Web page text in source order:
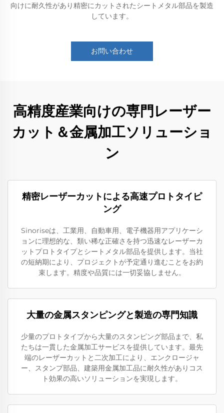
向けに耐久性があり精密にカットされたシートメタル部品を製造
しています。
お問い合わせ
高精度産業向けの専門レーザー
カット＆金属加工ソリューショ
ン
精密レーザーカットによる高速プロトタイピ
ング
Sinoriseは、工業用、自動車用、電子機器用アプリケーシ
ョンに理想的な、類い稀な正確さを持つ迅速なレーザーカ
ットプロトタイプとシートメタル部品を提供します。当社
の短納期により、プロジェクトが予定通り進むことをお約
束します。精度や品質には一切妥協しません。
大量の金属スタンピングと製造の専門知識
少量のプロトタイプから大量のスタンピング部品まで、私
たちは一貫した金属加工サービスを提供しています。最先
端のレーザーカットと二次加工により、エンクロージャ
ー、スタンプ部品、建築用金属加工品に耐久性がありコス
ト効果の高いソリューションを実現します。